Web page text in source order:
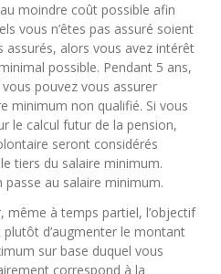
moindre coût possible afin
vous n’êtes pas assuré soient
alors vous avez intérêt
possible. Pendant 5 ans,
pouvez vous assurer
minimum non qualifié. Si vous
le calcul futur de la pension,
seront considérés
tiers du salaire minimum.
au salaire minimum.
même à temps partiel, l’objectif
plutôt d’augmenter le montant
sur base duquel vous
correspond à la